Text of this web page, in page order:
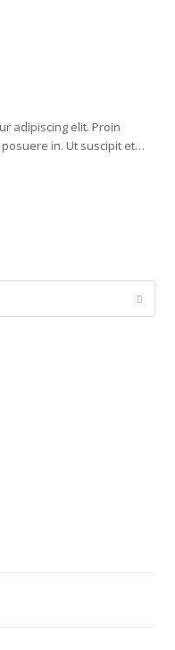
adipiscing elit. Proin
in. Ut suscipit et…